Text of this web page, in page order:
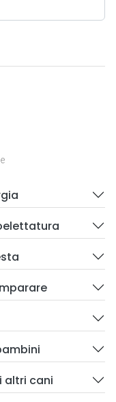
altri cani